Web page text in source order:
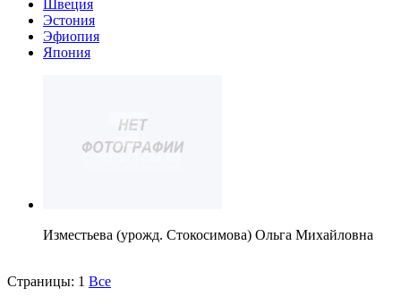
Швеция
Эстония
Эфиопия
Япония
Изместьева (урожд. Стокосимова) Ольга Михайловна
Страницы: 1 Все